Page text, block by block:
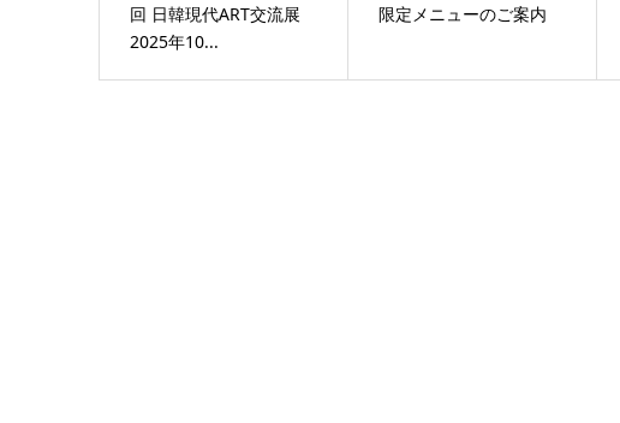
回 日韓現代ART交流展
2025年10...
限定メニューのご案内